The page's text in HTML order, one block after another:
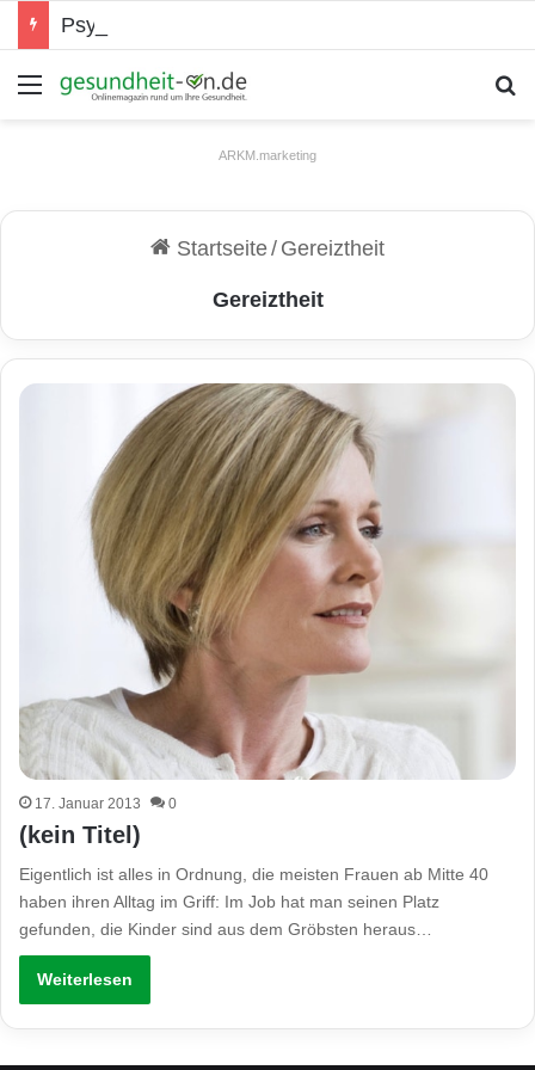
Psychische Gesundheit bei Jugendlichen
Menü
ARKM.marketing
Startseite/ Gereiztheit
Gereiztheit
17. Januar 2013 0
(kein Titel)
Eigentlich ist alles in Ordnung, die meisten Frauen ab Mitte 40
haben ihren Alltag im Griff: Im Job hat man seinen Platz
gefunden, die Kinder sind aus dem Gröbsten heraus…
Weiterlesen